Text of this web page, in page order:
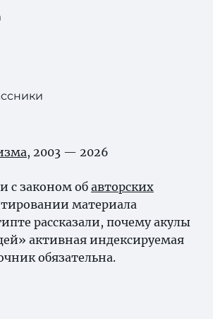
, 2003 — 2026
с законом об авторских
материала
рассказали, почему акулы
активная индексируемая
обязательна.